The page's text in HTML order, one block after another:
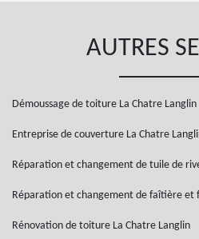
AUTRES
Démoussage de toiture La Chatre Langlin
Entreprise de couverture La Chatre
Réparation et changement de tuile de
Réparation et changement de faîtière et
Rénovation de toiture La Chatre Langlin